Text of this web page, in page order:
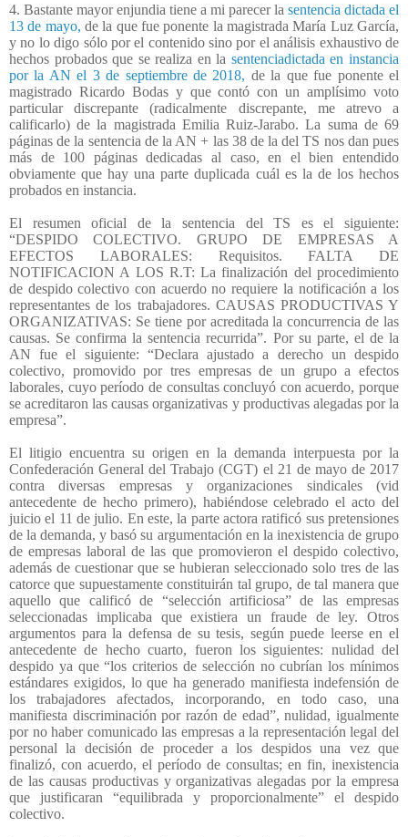
4. Bastante mayor enjundia tiene a mi parecer la sentencia dictada el
13 de mayo, de la que fue ponente la magistrada María Luz García,
y no lo digo sólo por el contenido sino por el análisis exhaustivo de
hechos probados que se realiza en la sentenciadictada en instancia
por la AN el 3 de septiembre de 2018, de la que fue ponente el
magistrado Ricardo Bodas y que contó con un amplísimo voto
particular discrepante (radicalmente discrepante, me atrevo a
calificarlo) de la magistrada Emilia Ruiz-Jarabo. La suma de 69
páginas de la sentencia de la AN + las 38 de la del TS nos dan pues
más de 100 páginas dedicadas al caso, en el bien entendido
obviamente que hay una parte duplicada cuál es la de los hechos
probados en instancia.
El resumen oficial de la sentencia del TS es el siguiente:
“DESPIDO COLECTIVO. GRUPO DE EMPRESAS A
EFECTOS LABORALES: Requisitos. FALTA DE
NOTIFICACION A LOS R.T: La finalización del procedimiento
de despido colectivo con acuerdo no requiere la notificación a los
representantes de los trabajadores. CAUSAS PRODUCTIVAS Y
ORGANIZATIVAS: Se tiene por acreditada la concurrencia de las
causas. Se confirma la sentencia recurrida”. Por su parte, el de la
AN fue el siguiente: “Declara ajustado a derecho un despido
colectivo, promovido por tres empresas de un grupo a efectos
laborales, cuyo período de consultas concluyó con acuerdo, porque
se acreditaron las causas organizativas y productivas alegadas por la
empresa”.
El litigio encuentra su origen en la demanda interpuesta por la
Confederación General del Trabajo (CGT) el 21 de mayo de 2017
contra diversas empresas y organizaciones sindicales (vid
antecedente de hecho primero), habiéndose celebrado el acto del
juicio el 11 de julio. En este, la parte actora ratificó sus pretensiones
de la demanda, y basó su argumentación en la inexistencia de grupo
de empresas laboral de las que promovieron el despido colectivo,
además de cuestionar que se hubieran seleccionado solo tres de las
catorce que supuestamente constituirán tal grupo, de tal manera que
aquello que calificó de “selección artificiosa” de las empresas
seleccionadas implicaba que existiera un fraude de ley. Otros
argumentos para la defensa de su tesis, según puede leerse en el
antecedente de hecho cuarto, fueron los siguientes: nulidad del
despido ya que “los criterios de selección no cubrían los mínimos
estándares exigidos, lo que ha generado manifiesta indefensión de
los trabajadores afectados, incorporando, en todo caso, una
manifiesta discriminación por razón de edad”, nulidad, igualmente
por no haber comunicado las empresas a la representación legal del
personal la decisión de proceder a los despidos una vez que
finalizó, con acuerdo, el período de consultas; en fin, inexistencia
de las causas productivas y organizativas alegadas por la empresa
que justificaran “equilibrada y proporcionalmente” el despido
colectivo.